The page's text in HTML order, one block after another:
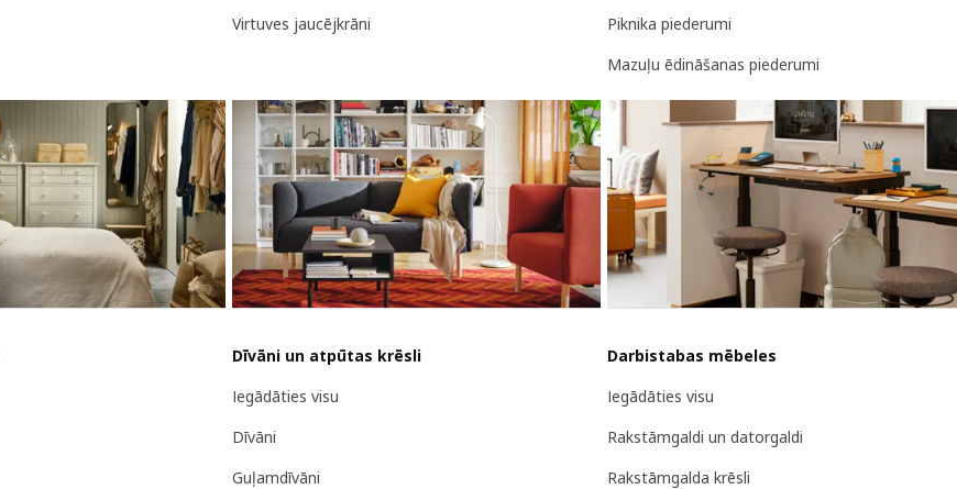
Virtuves jaucējkrāni
Piknika piederumi
Mazuļu ēdināšanas piederumi
Dīvāni un atpūtas krēsli
Iegādāties visu
Dīvāni
Guļamdīvāni
Darbistabas mēbeles
Iegādāties visu
Rakstāmgaldi un datorgaldi
Rakstāmgalda krēsli